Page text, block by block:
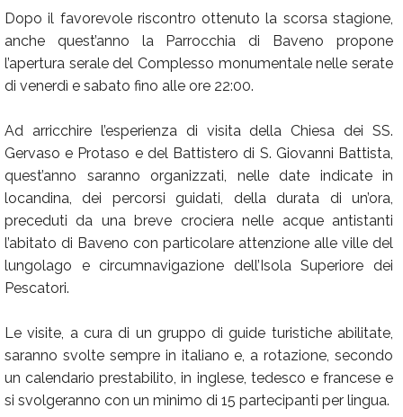
Dopo il favorevole riscontro ottenuto la scorsa stagione,
anche quest’anno la Parrocchia di Baveno propone
l’apertura serale del Complesso monumentale nelle serate
di venerdì e sabato fino alle ore 22:00.
Ad arricchire l’esperienza di visita della Chiesa dei SS.
Gervaso e Protaso e del Battistero di S. Giovanni Battista,
quest’anno saranno organizzati, nelle date indicate in
locandina, dei percorsi guidati, della durata di un’ora,
preceduti da una breve crociera nelle acque antistanti
l’abitato di Baveno con particolare attenzione alle ville del
lungolago e circumnavigazione dell’Isola Superiore dei
Pescatori.
Le visite, a cura di un gruppo di guide turistiche abilitate,
saranno svolte sempre in italiano e, a rotazione, secondo
un calendario prestabilito, in inglese, tedesco e francese e
si svolgeranno con un minimo di 15 partecipanti per lingua.